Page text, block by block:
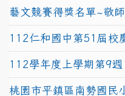
藝文競賽得獎名單~敬
112仁和國中第51屆校
112學年度上學期第9
桃園市平鎮區南勢國民